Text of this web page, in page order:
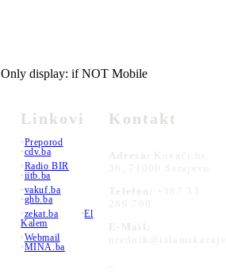
Only display: if NOT Mobile
Linkovi
•Preporod
•cdv.ba
•Radio BIR
•iitb.ba
•vakuf.ba
•ghb.ba
•zekat.ba •El
Kalem
•Webmail
•MINA.ba
Kontakt
Adresa:
Kovači br.
36, 71000 Sarajevo
Telefon:
+387 33
289 700
E-Mail: